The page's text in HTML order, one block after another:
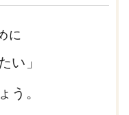
に
い」
う。